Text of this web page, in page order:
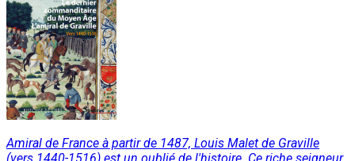
Amiral de France à partir de 1487, Louis Malet de Graville
(vers 1440-1516) est un oublié de l'histoire. Ce riche seigneur